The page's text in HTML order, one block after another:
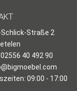
Schlick-Straße 2
40 492 90
09:00 - 17:00